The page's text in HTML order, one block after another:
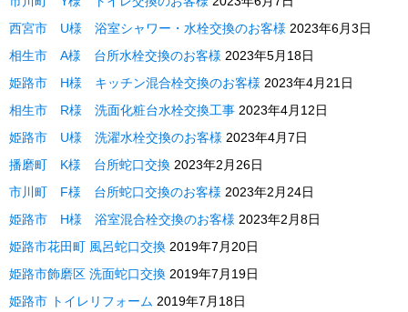
西宮市 U様 浴室シャワー・水栓交換のお客様 2023年6月3日
相生市 A様 台所水栓交換のお客様 2023年5月18日
姫路市 H様 キッチン混合栓交換のお客様 2023年4月21日
相生市 R様 洗面化粧台水栓交換工事 2023年4月12日
姫路市 U様 洗濯水栓交換のお客様 2023年4月7日
播磨町 K様 台所蛇口交換 2023年2月26日
市川町 F様 台所蛇口交換のお客様 2023年2月24日
姫路市 H様 浴室混合栓交換のお客様 2023年2月8日
姫路市花田町 風呂蛇口交換 2019年7月20日
姫路市飾磨区 洗面蛇口交換 2019年7月19日
姫路市 トイレリフォーム 2019年7月18日